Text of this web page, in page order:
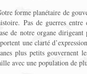
forme planétaire de
Pas de guerres
de notre organe dirigeant
une clarté
plus petits gouvernent
avec une population de